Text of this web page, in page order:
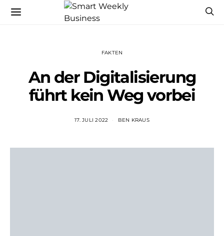
FAKTEN
An der Digitalisierung
führt kein Weg vorbei
17. JULI 2022 BEN KRAUS